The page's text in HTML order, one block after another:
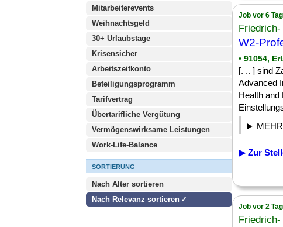
Mitarbeiterevents
Weihnachtsgeld
30+ Urlaubstage
Krisensicher
Arbeitszeitkonto
Beteiligungsprogramm
Tarifvertrag
Übertarifliche Vergütung
Vermögenswirksame Leistungen
Work-Life-Balance
SORTIERUNG
Nach Alter sortieren
Nach Relevanz sortieren
Job vor 6
W2-
• 91054,
[. .. ] sind
Advanced
Health and
▶ Zur
Job vor 2